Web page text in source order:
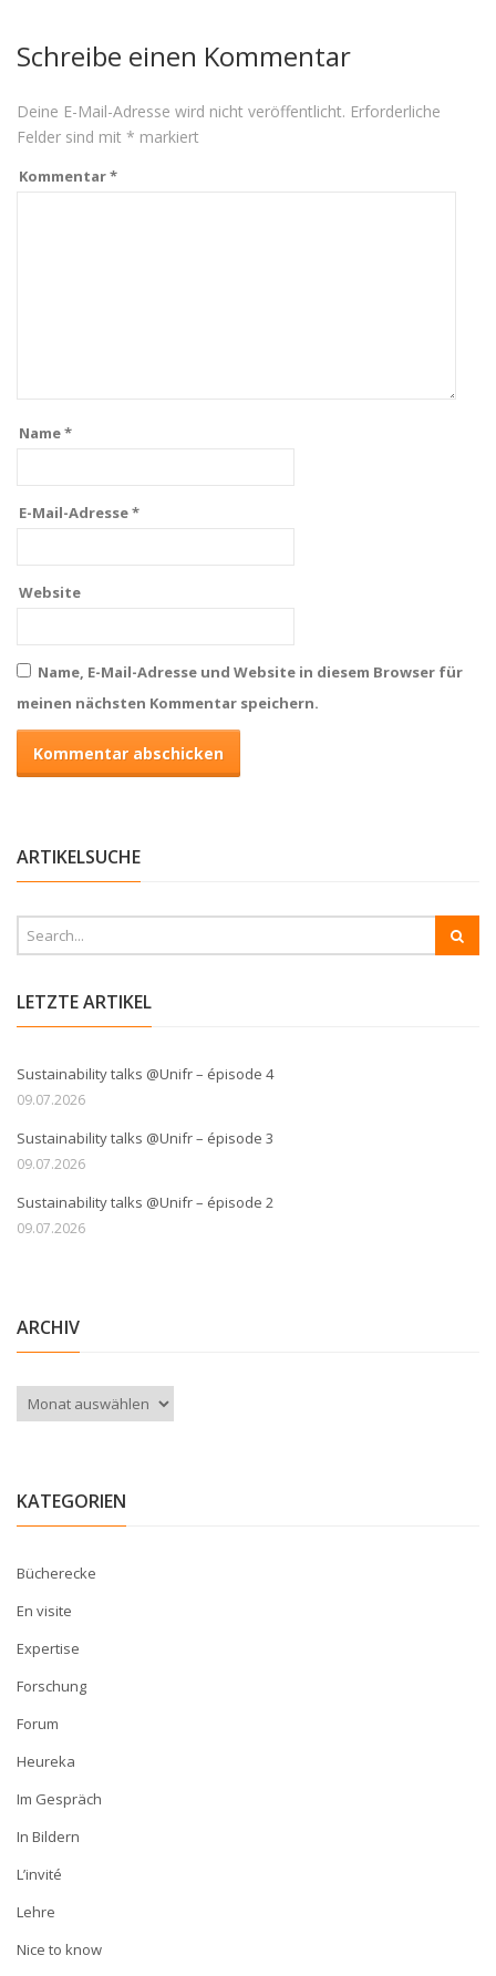
Schreibe einen Kommentar
Deine E-Mail-Adresse wird nicht veröffentlicht. Erforderliche
Felder sind mit * markiert
Kommentar*
Name*
E-Mail-Adresse*
Website
Name, E-Mail-Adresse und Website in diesem Browser für
meinen nächsten Kommentar speichern.
ARTIKELSUCHE
LETZTE ARTIKEL
Sustainability talks @Unifr – épisode 4
09.07.2026
Sustainability talks @Unifr – épisode 3
09.07.2026
Sustainability talks @Unifr – épisode 2
09.07.2026
ARCHIV
Archiv
KATEGORIEN
Bücherecke
En visite
Expertise
Forschung
Forum
Heureka
Im Gespräch
In Bildern
L’invité
Lehre
Nice to know